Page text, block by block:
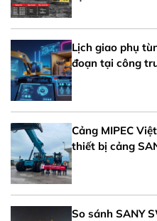
Lịch giao phụ
đoạn tại công
Cảng MIPEC
thiết bị cảng
So sánh SANY